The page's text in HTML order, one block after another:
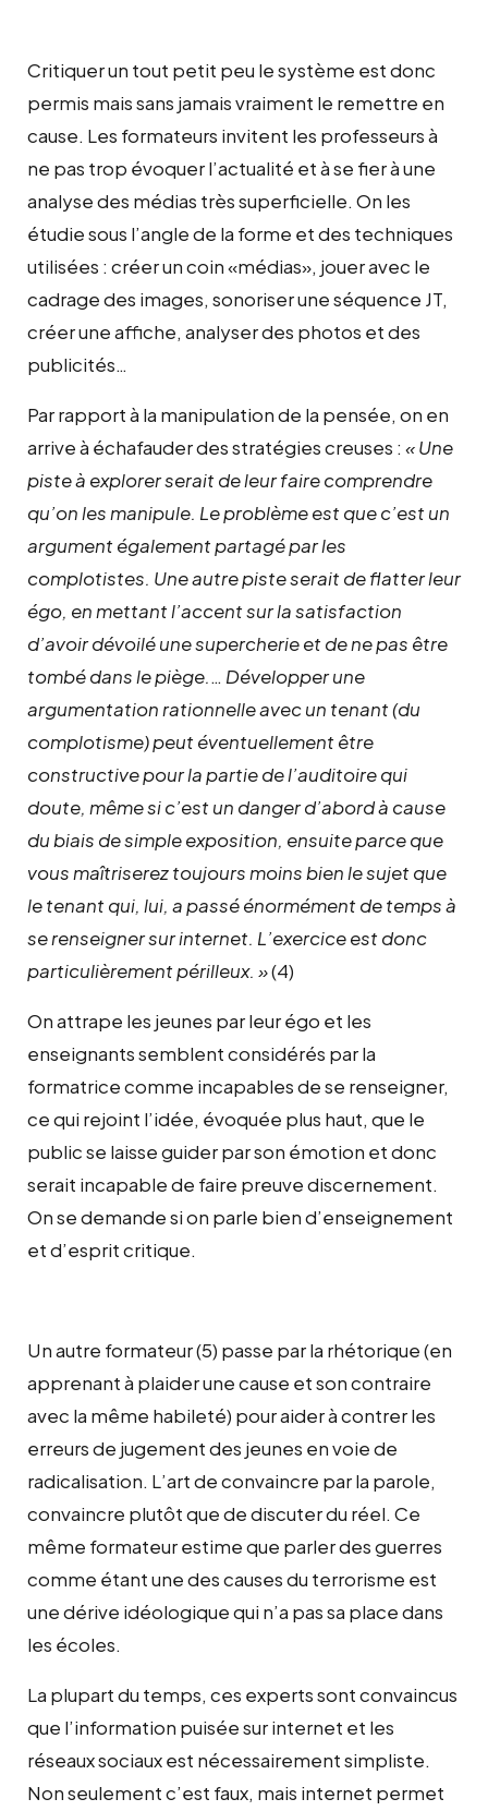
Critiquer un tout petit peu le système est donc
permis mais sans jamais vraiment le remettre en
cause. Les formateurs invitent les professeurs à
ne pas trop évoquer l’actualité et à se fier à une
analyse des médias très superficielle. On les
étudie sous l’angle de la forme et des techniques
utilisées : créer un coin «médias», jouer avec le
cadrage des images, sonoriser une séquence JT,
créer une affiche, analyser des photos et des
publicités…
Par rapport à la manipulation de la pensée, on en
arrive à échafauder des stratégies creuses : « Une
piste à explorer serait de leur faire comprendre
qu’on les manipule. Le problème est que c’est un
argument également partagé par les
complotistes. Une autre piste serait de flatter leur
égo, en mettant l’accent sur la satisfaction
d’avoir dévoilé une supercherie et de ne pas être
tombé dans le piège.… Développer une
argumentation rationnelle avec un tenant (du
complotisme) peut éventuellement être
constructive pour la partie de l’auditoire qui
doute, même si c’est un danger d’abord à cause
du biais de simple exposition, ensuite parce que
vous maîtriserez toujours moins bien le sujet que
le tenant qui, lui, a passé énormément de temps à
se renseigner sur internet. L’exercice est donc
particulièrement périlleux. »(4)
On attrape les jeunes par leur égo et les
enseignants semblent considérés par la
formatrice comme incapables de se renseigner,
ce qui rejoint l’idée, évoquée plus haut, que le
public se laisse guider par son émotion et donc
serait incapable de faire preuve discernement.
On se demande si on parle bien d’enseignement
et d’esprit critique.
Un autre formateur (5) passe par la rhétorique (en
apprenant à plaider une cause et son contraire
avec la même habileté) pour aider à contrer les
erreurs de jugement des jeunes en voie de
radicalisation. L’art de convaincre par la parole,
convaincre plutôt que de discuter du réel. Ce
même formateur estime que parler des guerres
comme étant une des causes du terrorisme est
une dérive idéologique qui n’a pas sa place dans
les écoles.
La plupart du temps, ces experts sont convaincus
que l’information puisée sur internet et les
réseaux sociaux est nécessairement simpliste.
Non seulement c’est faux, mais internet permet